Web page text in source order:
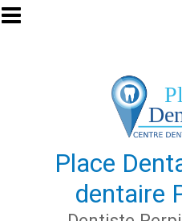
Aller au contenu principal
Place
dentaire